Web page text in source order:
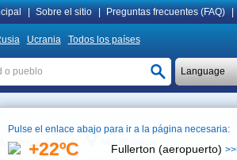
Sobre el sitio Preguntas frecuentes (FAQ)
Ucrania Todos los países
Language
Hora local 6:25
Pulse el enlace abajo para ir a la página necesaria:
+22ºC Fullerton (aeropuerto)